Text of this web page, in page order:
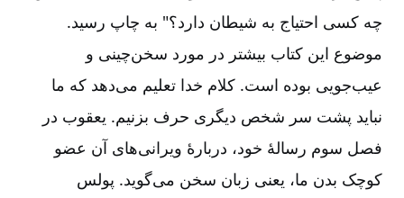
چه کسی احتیاج به شیطان دارد؟" به چاپ رسید.
موضوع این کتاب بیشتر در مورد سخن‌چینی و
عیب‌جویی بوده است‌. کلام خدا تعلیم می‌دهد که ما
نباید پشت سر شخص دیگری حرف بزنیم‌. یعقوب در
فصل سوم رسالۀ خود، دربارۀ ویرانی‌های آن عضو
کوچک بدن ما، یعنی زبان سخن می‌گوید. پولس